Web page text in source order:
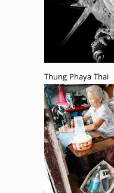
Thung Phaya Thai